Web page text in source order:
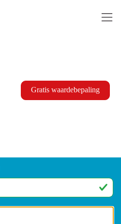
Gratis waardebepaling